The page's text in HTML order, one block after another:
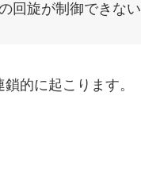
回旋が制御できない
的に起こります。